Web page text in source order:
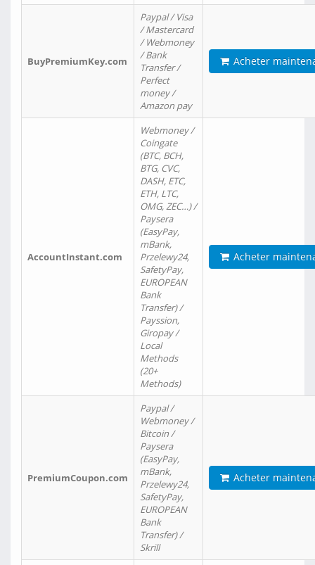
BuyPremiumKey.com
Paypal / Visa
/ Mastercard
/ Webmoney
/ Bank
Transfer /
Perfect
money /
Amazon pay
Acheter
AccountInstant.com
Webmoney /
Coingate
(BTC, BCH,
BTG, CVC,
DASH, ETC,
ETH, LTC,
OMG, ZEC…) /
Paysera
(EasyPay,
mBank,
Przelewy24,
SafetyPay,
EUROPEAN
Bank
Transfer) /
Payssion,
Giropay /
Local
Methods
(20+
Methods)
Acheter
PremiumCoupon.com
Paypal /
Webmoney /
Bitcoin /
Paysera
(EasyPay,
mBank,
Przelewy24,
SafetyPay,
EUROPEAN
Bank
Transfer) /
Skrill
Acheter